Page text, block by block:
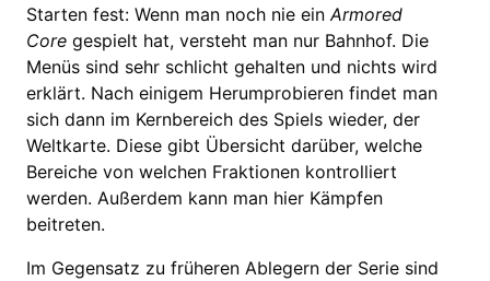
Starten fest: Wenn man noch nie ein Armored
Core gespielt hat, versteht man nur Bahnhof. Die
Menüs sind sehr schlicht gehalten und nichts wird
erklärt. Nach einigem Herumprobieren findet man
sich dann im Kernbereich des Spiels wieder, der
Weltkarte. Diese gibt Übersicht darüber, welche
Bereiche von welchen Fraktionen kontrolliert
werden. Außerdem kann man hier Kämpfen
beitreten.
Im Gegensatz zu früheren Ablegern der Serie sind